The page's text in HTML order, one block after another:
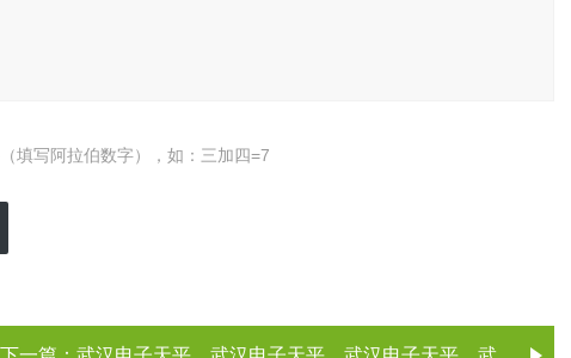
填写阿拉伯数字），如：三加四=7